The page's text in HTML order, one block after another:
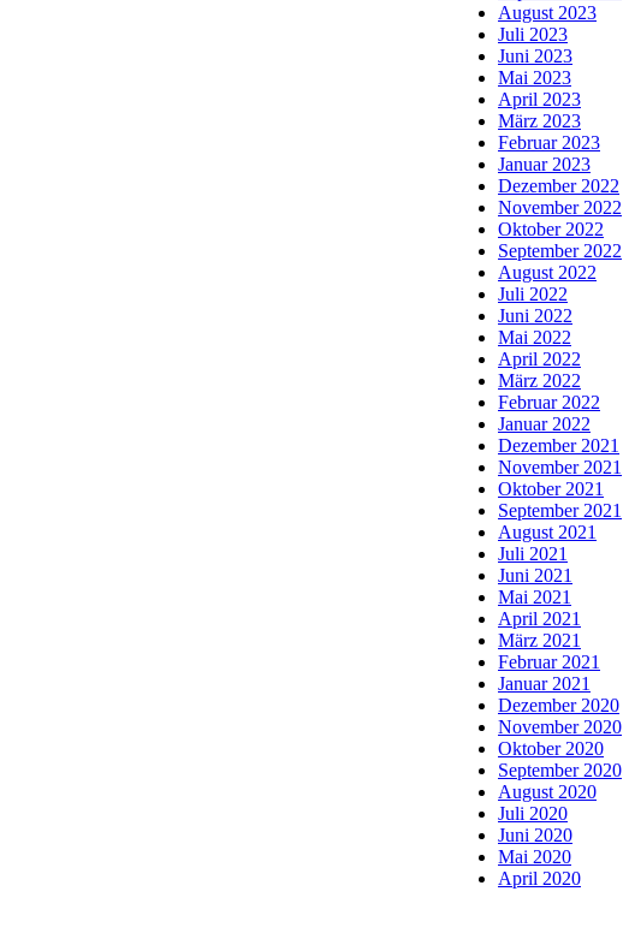
August 2023
Juli 2023
Juni 2023
Mai 2023
April 2023
März 2023
Februar 2023
Januar 2023
Dezember 2022
November 2022
Oktober 2022
September 2022
August 2022
Juli 2022
Juni 2022
Mai 2022
April 2022
März 2022
Februar 2022
Januar 2022
Dezember 2021
November 2021
Oktober 2021
September 2021
August 2021
Juli 2021
Juni 2021
Mai 2021
April 2021
März 2021
Februar 2021
Januar 2021
Dezember 2020
November 2020
Oktober 2020
September 2020
August 2020
Juli 2020
Juni 2020
Mai 2020
April 2020